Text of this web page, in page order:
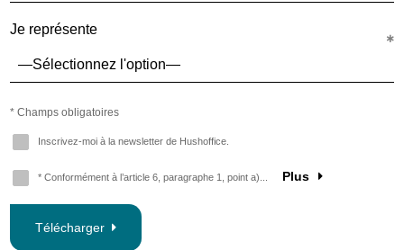
Je représente
* Champs obligatoires
Inscrivez-moi à la newsletter de Hushoffice.
* Conformément à l’article 6, paragraphe 1, point a)... Plus
Télécharger